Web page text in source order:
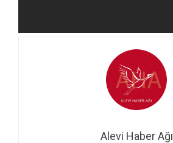
Alevi Haber Ağı